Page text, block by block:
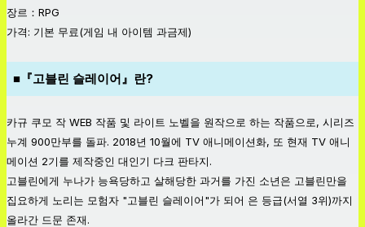
장르：RPG
가격: 기본 무료(게임 내 아이템 과금제)
■『고블린 슬레이어』란?
카규 쿠모 작 WEB 작품 및 라이트 노벨을 원작으로 하는 작품으로, 시리즈
누계 900만부를 돌파. 2018년 10월에 TV 애니메이션화, 또 현재 TV 애니
메이션 2기를 제작중인 대인기 다크 판타지.
고블린에게 누나가 능욕당하고 살해당한 과거를 가진 소년은 고블린만을
집요하게 노리는 모험자 "고블린 슬레이어"가 되어 은 등급(서열 3위)까지
올라간 드문 존재.